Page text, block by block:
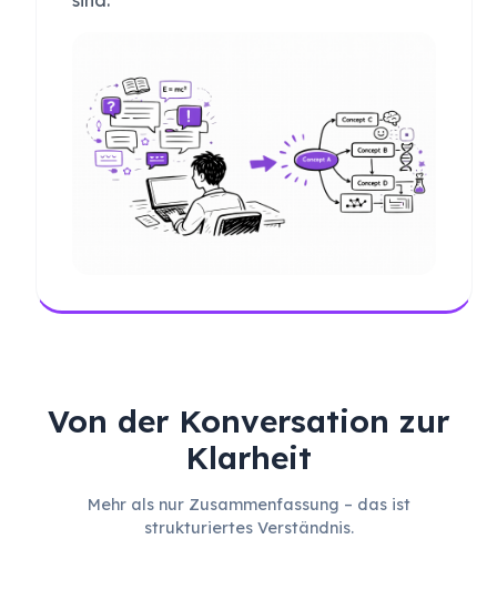
Von der Konversation zur
Klarheit
Mehr als nur Zusammenfassung – das ist
strukturiertes Verständnis.